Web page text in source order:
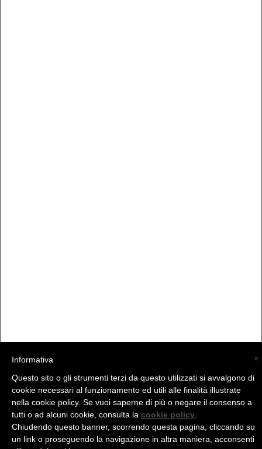
(C) La Valtellina - info@la-valtellina.com -
×
Informativa
Questo sito o gli strumenti terzi da questo utilizzati si avvalgono di
cookie necessari al funzionamento ed utili alle finalità illustrate
nella cookie policy. Se vuoi saperne di più o negare il consenso a
tutti o ad alcuni cookie, consulta la cookie policy
Chiudendo questo banner, scorrendo questa pagina, cliccando su
un link o proseguendo la navigazione in altra maniera, acconsenti